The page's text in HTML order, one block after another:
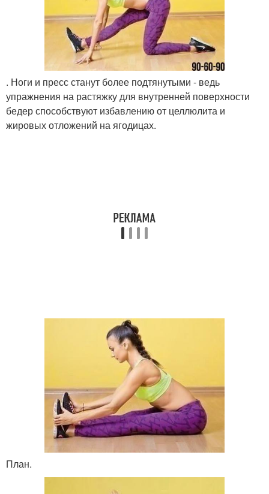
. Ноги и пресс станут более подтянутыми - ведь
упражнения на растяжку для внутренней поверхности
бедер способствуют избавлению от целлюлита и
жировых отложений на ягодицах.
План.